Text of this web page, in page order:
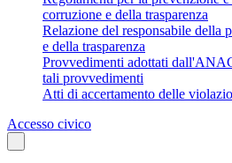
corruzione e della trasparenza
Relazione del responsabile della
e della trasparenza
Provvedimenti adottati
tali provvedimenti
Atti di accertamento delle
Accesso civico